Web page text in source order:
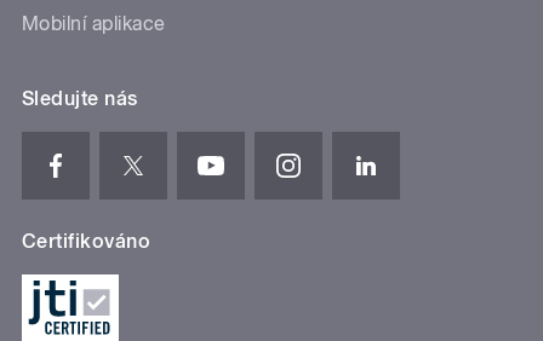
Mobilní aplikace
Sledujte nás
Certifikováno